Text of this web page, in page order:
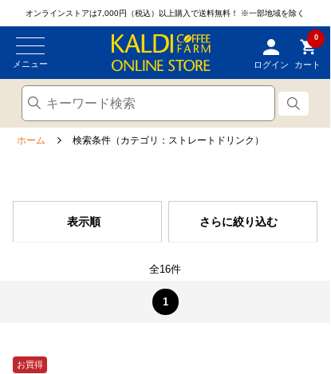
オンラインストアは7,000円（税込）以上購入で送料無料！ ※一部地域を除く
メニュー ログイン
0
カート
ホーム 検索条件（カテゴリ：ストレートドリンク）
表示順 さらに絞り込む
全16件
1
お買得